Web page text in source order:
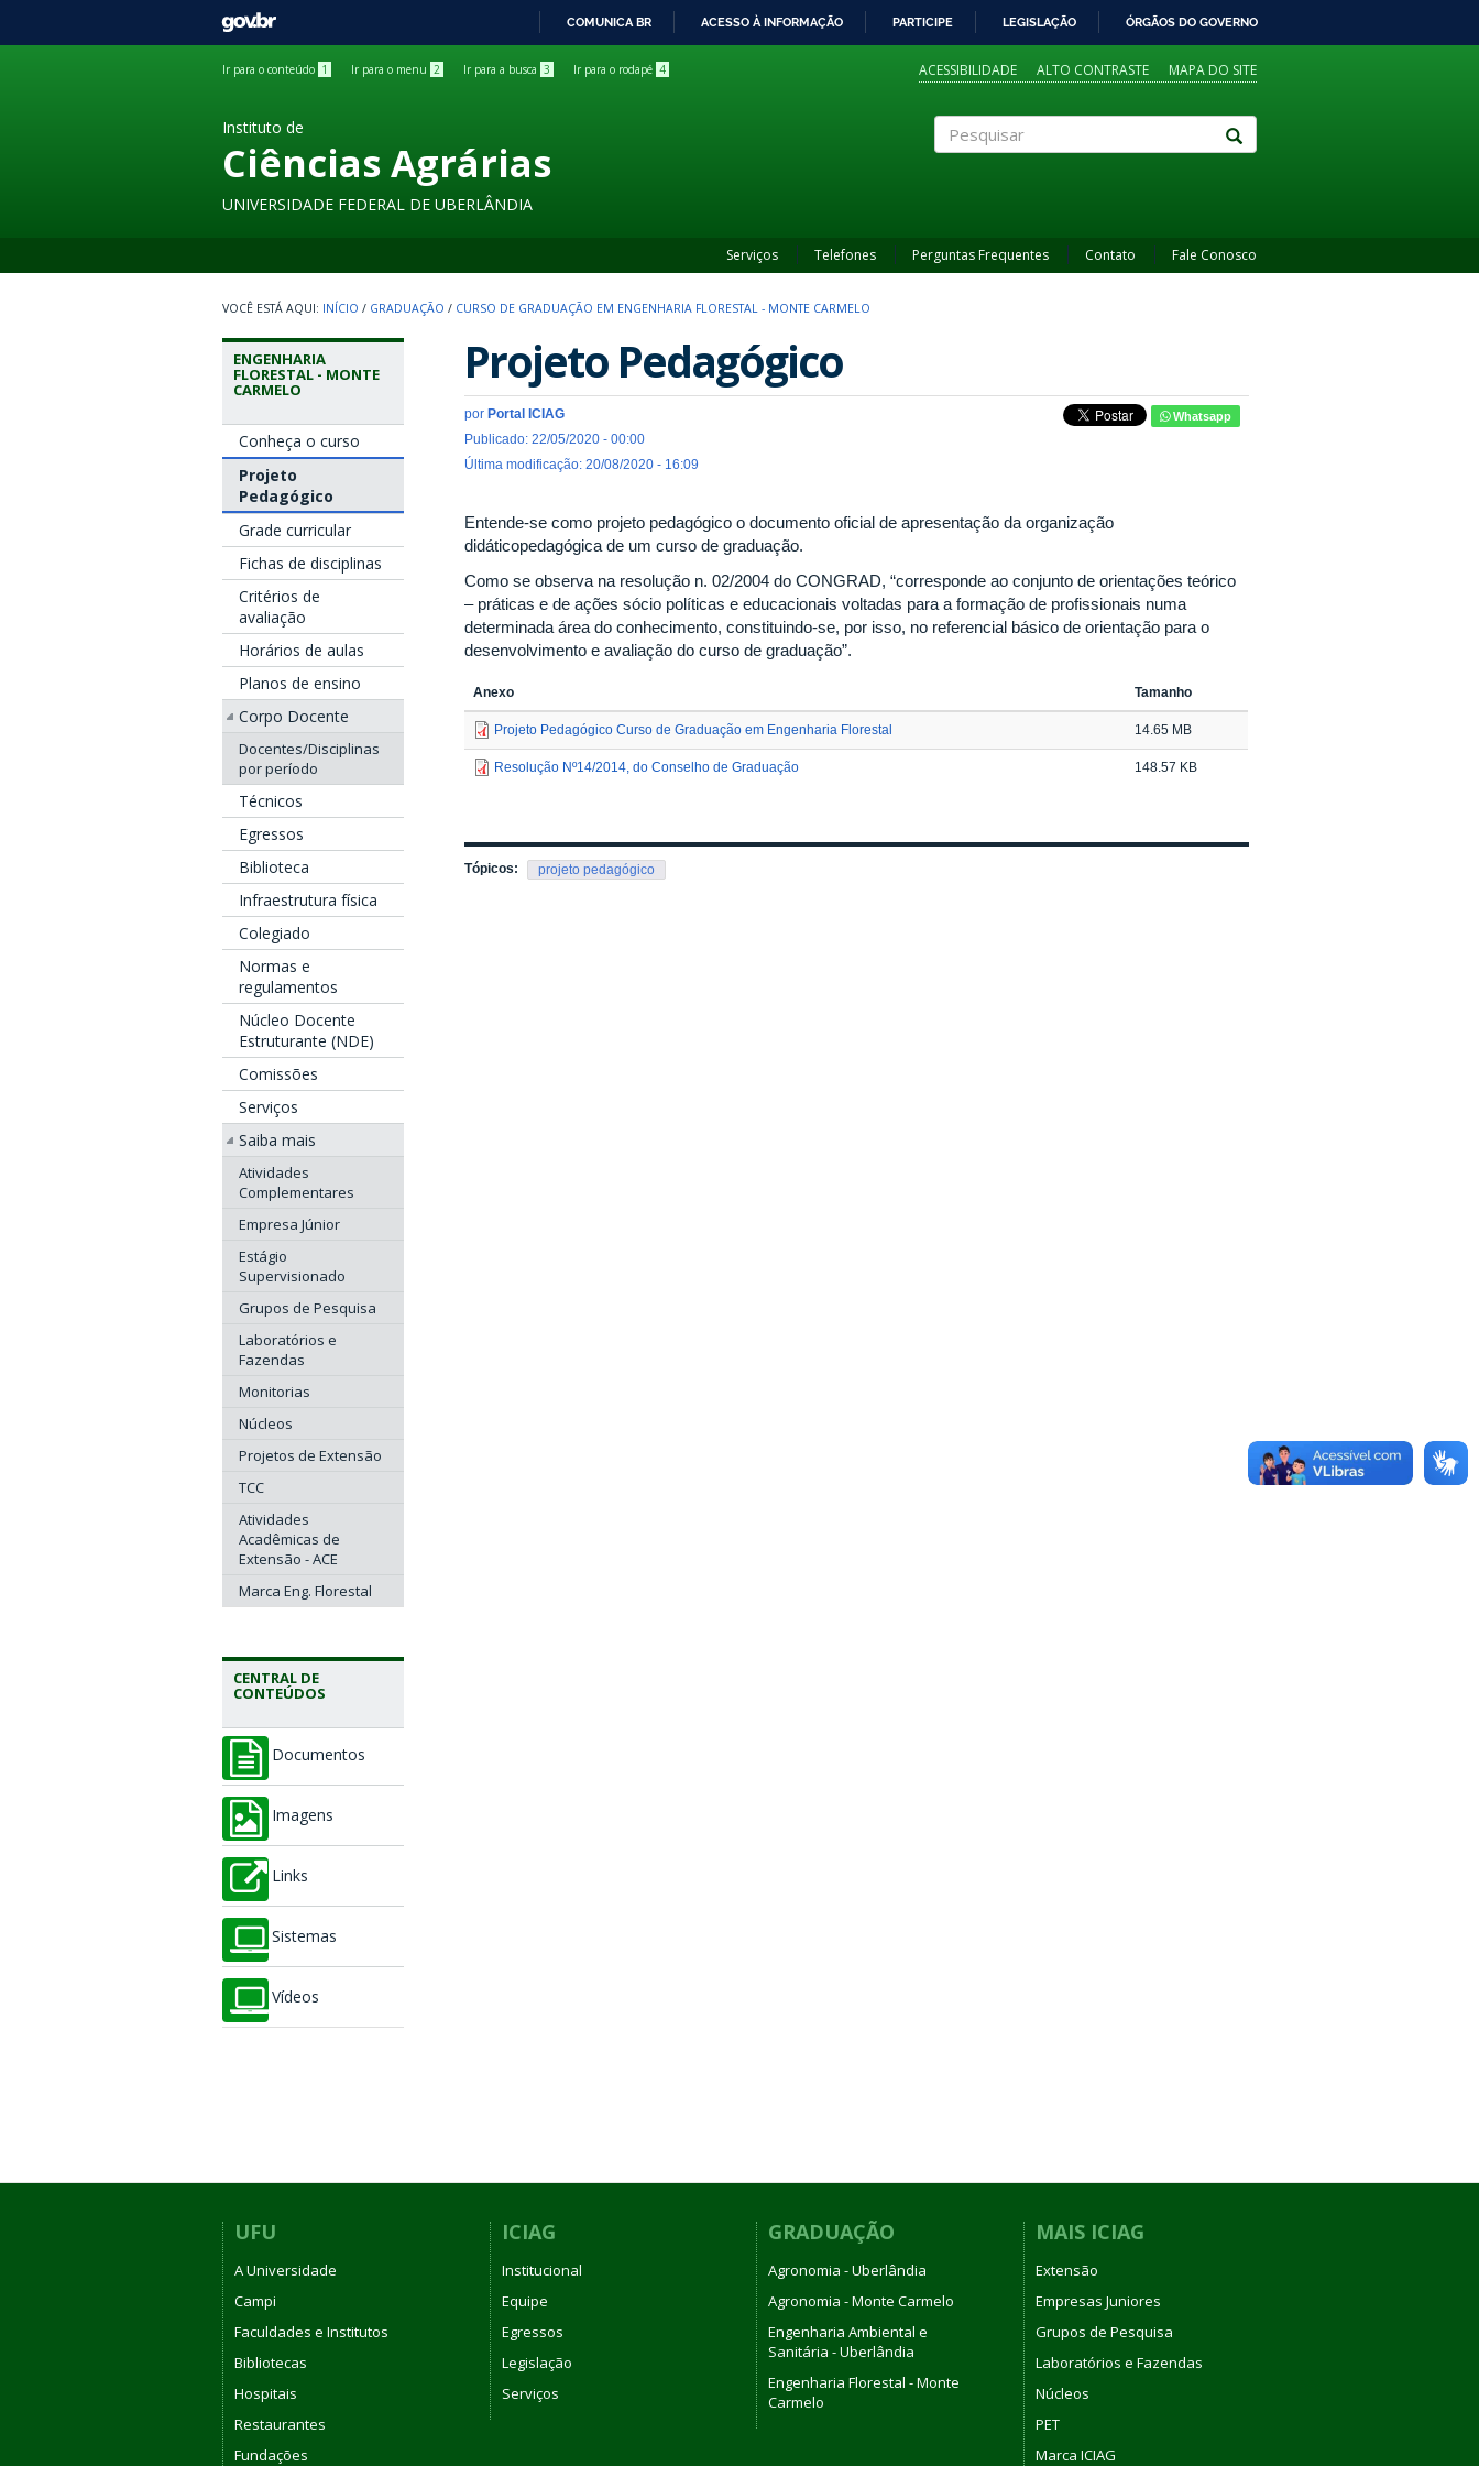
GOVBR
COMUNICA BR ACESSO À INFORMAÇÃO PARTICIPE LEGISLAÇÃO ÓRGÃOS DO GOVERNO
Ir para o conteúdo 1 Ir para o menu 2 Ir para a busca 3 Ir para o rodapé 4 ACESSIBILIDADE ALTO CONTRASTE MAPA DO SITE
Instituto de
Ciências Agrárias
UNIVERSIDADE FEDERAL DE UBERLÂNDIA
Serviços Telefones Perguntas Frequentes Contato Fale Conosco
INÍCIO / GRADUAÇÃO / CURSO DE GRADUAÇÃO EM ENGENHARIA FLORESTAL - MONTE CARMELO
ENGENHARIA
FLORESTAL - MONTE
CARMELO
Conheça o curso
Projeto
Pedagógico
Grade curricular
Fichas de disciplinas
Critérios de
avaliação
Horários de aulas
Planos de ensino
Corpo Docente
Docentes/Disciplinas
por período
Técnicos
Egressos
Biblioteca
Infraestrutura física
Colegiado
Normas e
regulamentos
Núcleo Docente
Estruturante (NDE)
Comissões
Serviços
Saiba mais
Atividades
Complementares
Empresa Júnior
Estágio
Supervisionado
Grupos de Pesquisa
Laboratórios e
Fazendas
Monitorias
Núcleos
Projetos de Extensão
TCC
Atividades
Acadêmicas de
Extensão - ACE
Marca Eng. Florestal
CENTRAL DE
CONTEÚDOS
Documentos
Imagens
Links
Sistemas
Vídeos
Projeto Pedagógico
por Portal ICIAG
Publicado: 22/05/2020 - 00:00
Última modificação: 20/08/2020 - 16:09
Whatsapp
Entende-se como projeto pedagógico o documento oficial de apresentação da organização
didáticopedagógica de um curso de graduação.
Como se observa na resolução n. 02/2004 do CONGRAD, “corresponde ao conjunto de orientações teórico
– práticas e de ações sócio políticas e educacionais voltadas para a formação de profissionais numa
determinada área do conhecimento, constituindo-se, por isso, no referencial básico de orientação para o
desenvolvimento e avaliação do curso de graduação”.
Anexo Tamanho
Projeto Pedagógico Curso de Graduação em Engenharia Florestal 14.65 MB
Resolução Nº14/2014, do Conselho de Graduação 148.57 KB
Tópicos: projeto pedagógico
UFU
A Universidade
Campi
Faculdades e Institutos
Bibliotecas
Hospitais
Restaurantes
Fundações
ICIAG
Institucional
Equipe
Egressos
Legislação
Serviços
GRADUAÇÃO
Agronomia - Uberlândia
Agronomia - Monte Carmelo
Engenharia Ambiental e
Sanitária - Uberlândia
Engenharia Florestal - Monte
Carmelo
MAIS ICIAG
Extensão
Empresas Juniores
Grupos de Pesquisa
Laboratórios e Fazendas
Núcleos
PET
Marca ICIAG